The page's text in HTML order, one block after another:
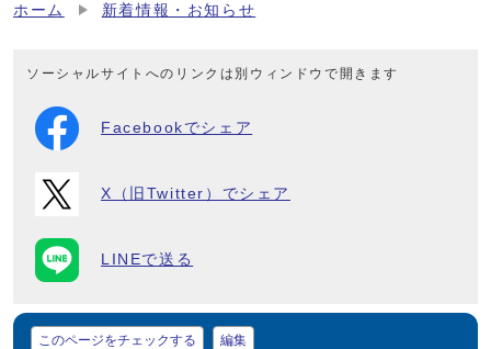
ホーム 新着情報・お知らせ
ソーシャルサイトへのリンクは別ウィンドウで開きます
Facebookでシェア
X（旧Twitter）でシェア
LINEで送る
マイページ
このページをチェックする 編集